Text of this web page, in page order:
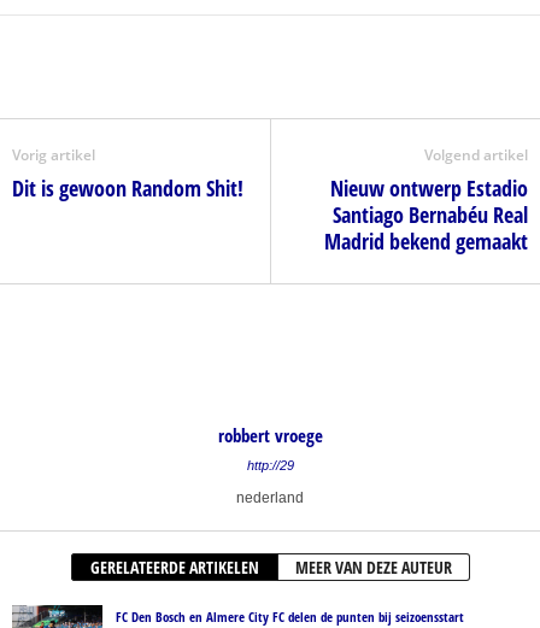
Vorig artikel
Dit is gewoon Random Shit!
Volgend artikel
Nieuw ontwerp Estadio
Santiago Bernabéu Real
Madrid bekend gemaakt
robbert vroege
http://29
nederland
GERELATEERDE ARTIKELEN MEER VAN DEZE AUTEUR
FC Den Bosch en Almere City FC delen de punten bij seizoensstart